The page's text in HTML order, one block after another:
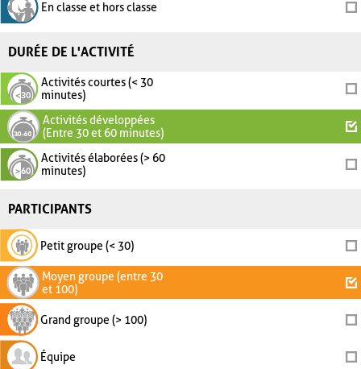
En classe et hors classe
DURÉE DE L'ACTIVITÉ
Activités courtes (< 30
minutes)
Activités développées
(Entre 30 et 60 minutes)
Activités élaborées (> 60
minutes)
PARTICIPANTS
Petit groupe (< 30)
Moyen groupe (entre 30
et 100)
Grand groupe (> 100)
Équipe